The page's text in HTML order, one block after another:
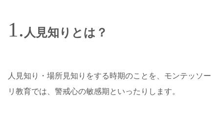
人見知りとは？
人見知り・場所見知りをする時期のことを、モンテッソー
リ教育では、警戒心の敏感期といったりします。